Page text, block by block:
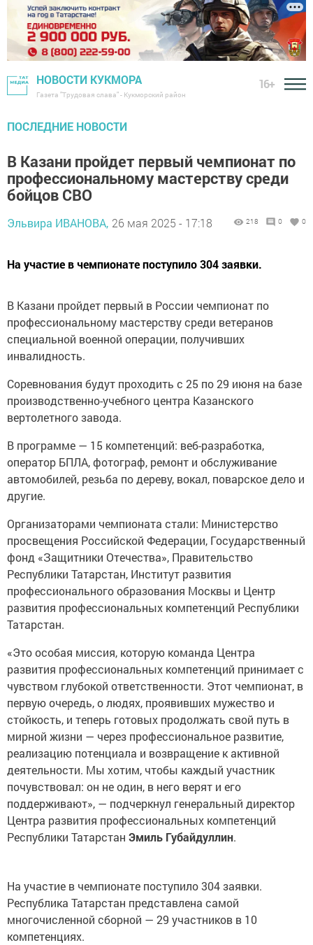
НОВОСТИ КУКМОРА
Газета "Трудовая слава" - Кукморский район
16+
ПОСЛЕДНИЕ НОВОСТИ
В Казани пройдет первый чемпионат по
профессиональному мастерству среди
бойцов СВО
Эльвира ИВАНОВА, 26 мая 2025 - 17:18 218 0 0
На участие в чемпионате поступило 304 заявки.
В Казани пройдет первый в России чемпионат по
профессиональному мастерству среди ветеранов
специальной военной операции, получивших
инвалидность.
Соревнования будут проходить с 25 по 29 июня на базе
производственно-учебного центра Казанского
вертолетного завода.
В программе — 15 компетенций: веб-разработка,
оператор БПЛА, фотограф, ремонт и обслуживание
автомобилей, резьба по дереву, вокал, поварское дело и
другие.
Организаторами чемпионата стали: Министерство
просвещения Российской Федерации, Государственный
фонд «Защитники Отечества», Правительство
Республики Татарстан, Институт развития
профессионального образования Москвы и Центр
развития профессиональных компетенций Республики
Татарстан.
«Это особая миссия, которую команда Центра
развития профессиональных компетенций принимает с
чувством глубокой ответственности. Этот чемпионат, в
первую очередь, о людях, проявивших мужество и
стойкость, и теперь готовых продолжать свой путь в
мирной жизни — через профессиональное развитие,
реализацию потенциала и возвращение к активной
деятельности. Мы хотим, чтобы каждый участник
почувствовал: он не один, в него верят и его
поддерживают», — подчеркнул генеральный директор
Центра развития профессиональных компетенций
Республики Татарстан Эмиль Губайдуллин.
На участие в чемпионате поступило 304 заявки.
Республика Татарстан представлена самой
многочисленной сборной — 29 участников в 10
компетенциях.